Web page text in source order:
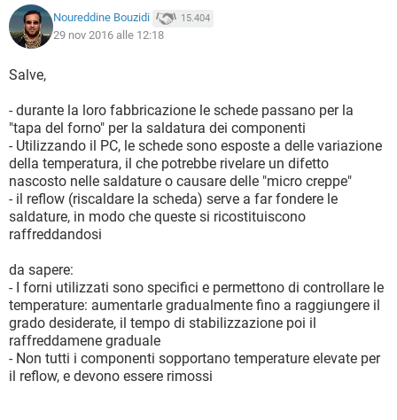
Noureddine Bouzidi 15.404
29 nov 2016 alle 12:18
Salve,
- durante la loro fabbricazione le schede passano per la
"tapa del forno" per la saldatura dei componenti
- Utilizzando il PC, le schede sono esposte a delle variazione
della temperatura, il che potrebbe rivelare un difetto
nascosto nelle saldature o causare delle "micro creppe"
- il reflow (riscaldare la scheda) serve a far fondere le
saldature, in modo che queste si ricostituiscono
raffreddandosi
da sapere:
- I forni utilizzati sono specifici e permettono di controllare le
temperature: aumentarle gradualmente fino a raggiungere il
grado desiderate, il tempo di stabilizzazione poi il
raffreddamene graduale
- Non tutti i componenti sopportano temperature elevate per
il reflow, e devono essere rimossi